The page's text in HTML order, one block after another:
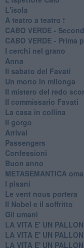
L'isola
A teatro a teatro !
CABO VERDE -
CABO VERDE - Prima
I cerchi nel grano
Anna
Il sabato del Favati
Un morto in milonga
Il mistero del redo
Il commissario Favati
La casa in collina
Il gorgo
Arrival
Passengers
Confessioni
Buon anno
METASEMANTICA
I pisani
Le vent nous portera
Il Nobel e il soffritto
Gli umani
LA VITA E' UN
LA VITA E' UN
LA VITA E' UN